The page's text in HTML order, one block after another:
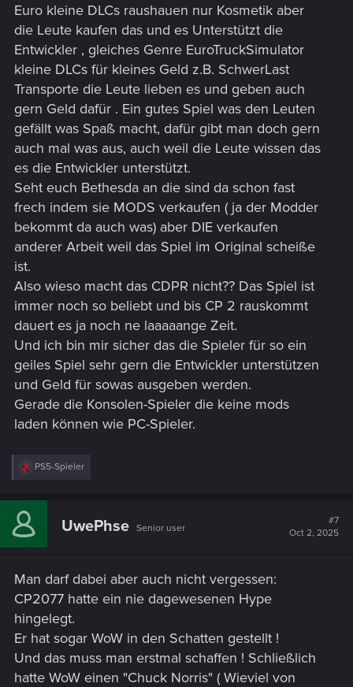
Euro kleine DLCs raushauen nur Kosmetik aber
die Leute kaufen das und es Unterstützt die
Entwickler , gleiches Genre EuroTruckSimulator
kleine DLCs für kleines Geld z.B. SchwerLast
Transporte die Leute lieben es und geben auch
gern Geld dafür . Ein gutes Spiel was den Leuten
gefällt was Spaß macht, dafür gibt man doch gern
auch mal was aus, auch weil die Leute wissen das
es die Entwickler unterstützt.
Seht euch Bethesda an die sind da schon fast
frech indem sie MODS verkaufen ( ja der Modder
bekommt da auch was) aber DIE verkaufen
anderer Arbeit weil das Spiel im Original scheiße
ist.
Also wieso macht das CDPR nicht?? Das Spiel ist
immer noch so beliebt und bis CP 2 rauskommt
dauert es ja noch ne laaaaange Zeit.
Und ich bin mir sicher das die Spieler für so ein
geiles Spiel sehr gern die Entwickler unterstützen
und Geld für sowas ausgeben werden.
Gerade die Konsolen-Spieler die keine mods
laden können wie PC-Spieler.
R
c
i
:
PS5-Spieler
UwePhse Senior user
#7
Oct 2, 2025
Man darf dabei aber auch nicht vergessen:
CP2077 hatte ein nie dagewesenen Hype
hingelegt.
Er hat sogar WoW in den Schatten gestellt !
Und das muss man erstmal schaffen ! Schließlich
hatte WoW einen "Chuck Norris" ( Wieviel von